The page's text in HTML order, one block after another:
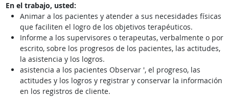
En el trabajo, usted:
Animar a los pacientes y atender a sus necesidades físicas
que faciliten el logro de los objetivos terapéuticos.
Informe a los supervisores o terapeutas, verbalmente o por
escrito, sobre los progresos de los pacientes, las actitudes,
la asistencia y los logros.
asistencia a los pacientes Observar ', el progreso, las
actitudes y los logros y registrar y conservar la información
en los registros de cliente.